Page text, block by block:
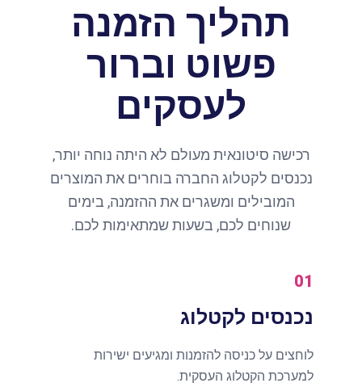
תהליך הזמנה
פשוט וברור
לעסקים
רכישה סיטונאית מעולם לא היתה נוחה יותר,
נכנסים לקטלוג החברה בוחרים את המוצרים
המובילים ומשגרים את ההזמנה, בימים
שנוחים לכם, בשעות שמתאימות לכם.
01
נכנסים לקטלוג
לוחצים על כניסה להזמנות ומגיעים ישירות
למערכת הקטלוג העסקית.